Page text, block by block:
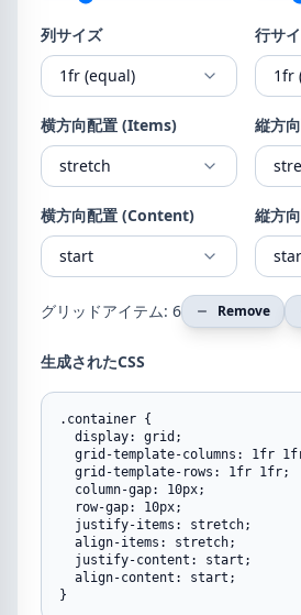
列サイズ
1fr (equal)
行サ
1fr
横方向配置 (Items)
stretch
縦方
横方向配置 (Content)
start
縦方
グリッドアイテム: 6 Remove
生成されたCSS
.container {
  display: grid;
grid-template-columns: 1fr
  grid-template-rows: 1fr 1fr;
  column-gap: 10px;
  row-gap: 10px;
  justify-items: stretch;
  align-items: stretch;
  justify-content: start;
  align-content: start;
}